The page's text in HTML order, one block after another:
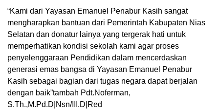
“Kami dari Yayasan Emanuel Penabur Kasih sangat
mengharapkan bantuan dari Pemerintah Kabupaten Nias
Selatan dan donatur lainya yang tergerak hati untuk
memperhatikan kondisi sekolah kami agar proses
penyelenggaraan Pendidikan dalam mencerdaskan
generasi emas bangsa di Yayasan Emanuel Penabur
Kasih sebagai bagian dari tugas negara dapat berjalan
dengan baik”tambah Pdt.Noferman,
S.Th.,M.Pd.D|Nsn/III.D|Red